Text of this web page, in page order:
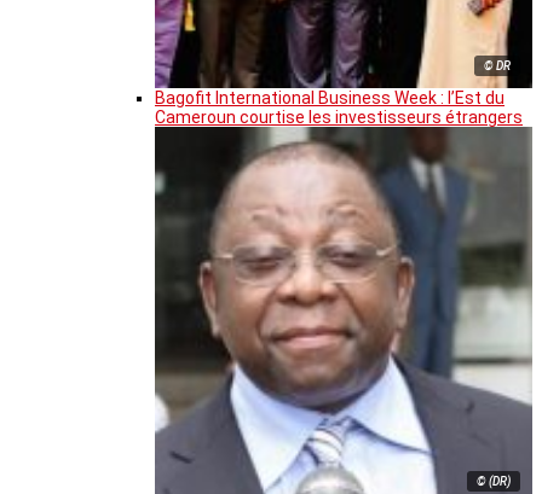
© DR
Bagofit International Business Week : l’Est du
Cameroun courtise les investisseurs étrangers
© (DR)